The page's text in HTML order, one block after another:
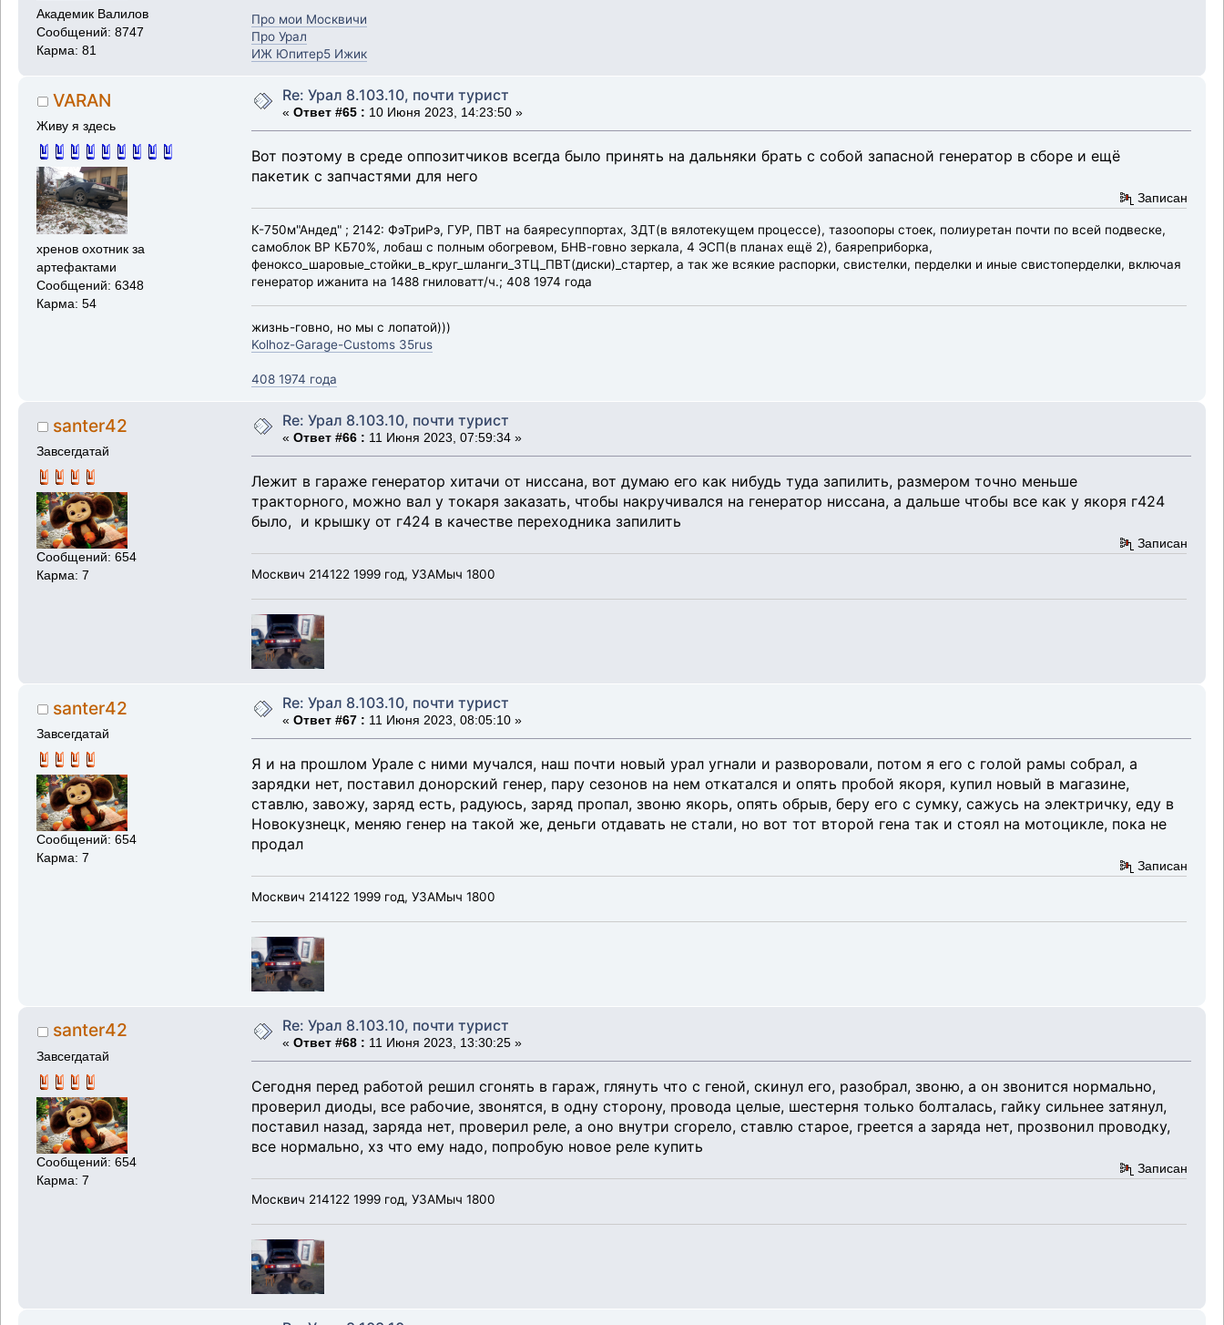
Академик Валилов
Сообщений: 8747
Карма: 81
Про мои Москвичи
Про Урал
ИЖ Юпитер5 Ижик
VARAN
Живу я здесь
хренов охотник за
артефактами
Сообщений: 6348
Карма: 54
Re: Урал 8.103.10, почти турист
« Ответ #65 : 10 Июня 2023, 14:23:50 »
Вот поэтому в среде оппозитчиков всегда было принять на дальняки брать с собой запасной генератор в сборе и ещё
пакетик с запчастями для него
Записан
К-750м"Андед" ; 2142: ФэТриРэ, ГУР, ПВТ на баяресуппортах, ЗДТ(в вялотекущем процессе), тазоопоры стоек, полиуретан почти по всей подвеске,
самоблок ВР КБ70%, лобаш с полным обогревом, БНВ-говно зеркала, 4 ЭСП(в планах ещё 2), баяреприборка,
феноксо_шаровые_стойки_в_круг_шланги_ЗТЦ_ПВТ(диски)_стартер, а так же всякие распорки, свистелки, перделки и иные свистоперделки, включая
генератор ижанита на 1488 гниловатт/ч.; 408 1974 года
жизнь-говно, но мы с лопатой)))
Kolhoz-Garage-Customs 35rus
408 1974 года
santer42
Завсегдатай
Сообщений: 654
Карма: 7
Re: Урал 8.103.10, почти турист
« Ответ #66 : 11 Июня 2023, 07:59:34 »
Лежит в гараже генератор хитачи от ниссана, вот думаю его как нибудь туда запилить, размером точно меньше
тракторного, можно вал у токаря заказать, чтобы накручивался на генератор ниссана, а дальше чтобы все как у якоря г424
было, и крышку от г424 в качестве переходника запилить
Записан
Москвич 214122 1999 год, УЗАМыч 1800
santer42
Завсегдатай
Сообщений: 654
Карма: 7
Re: Урал 8.103.10, почти турист
« Ответ #67 : 11 Июня 2023, 08:05:10 »
Я и на прошлом Урале с ними мучался, наш почти новый урал угнали и разворовали, потом я его с голой рамы собрал, а
зарядки нет, поставил донорский генер, пару сезонов на нем откатался и опять пробой якоря, купил новый в магазине,
ставлю, завожу, заряд есть, радуюсь, заряд пропал, звоню якорь, опять обрыв, беру его с сумку, сажусь на электричку, еду в
Новокузнецк, меняю генер на такой же, деньги отдавать не стали, но вот тот второй гена так и стоял на мотоцикле, пока не
продал
Записан
Москвич 214122 1999 год, УЗАМыч 1800
santer42
Завсегдатай
Сообщений: 654
Карма: 7
Re: Урал 8.103.10, почти турист
« Ответ #68 : 11 Июня 2023, 13:30:25 »
Сегодня перед работой решил сгонять в гараж, глянуть что с геной, скинул его, разобрал, звоню, а он звонится нормально,
проверил диоды, все рабочие, звонятся, в одну сторону, провода целые, шестерня только болталась, гайку сильнее затянул,
поставил назад, заряда нет, проверил реле, а оно внутри сгорело, ставлю старое, греется а заряда нет, прозвонил проводку,
все нормально, хз что ему надо, попробую новое реле купить
Записан
Москвич 214122 1999 год, УЗАМыч 1800